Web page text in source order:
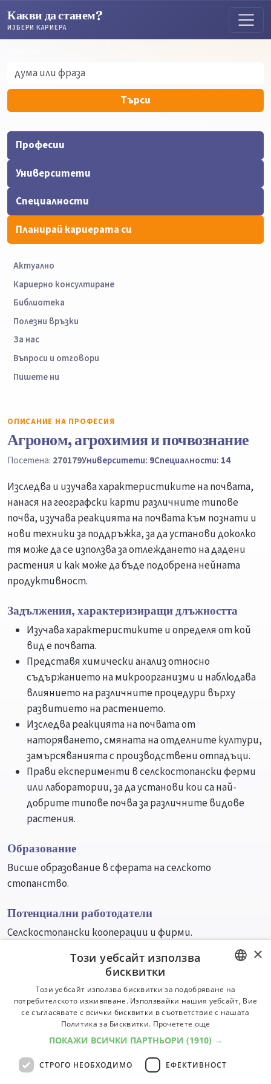
Какви да станем?
ИЗБЕРИ КАРИЕРА
Търси
Професии
Университети
Специалности
Планирай кариерата си
Актуално
Кариерно консултиране
Библиотека
Полезни връзки
За нас
Въпроси и отговори
Пишете ни
ОПИСАНИЕ НА ПРОФЕСИЯ
Агроном, агрохимия и почвознание
Посетена: 270179Университети: 9Специалности: 14
Изследва и изучава характеристиките на почвата,
нанася на географски карти различните типове
почва, изучава реакцията на почвата към познати и
нови техники за поддръжка, за да установи доколко
тя може да се използва за отлеждането на дадени
растения и как може да бъде подобрена нейната
продуктивност.
Задължения, характеризиращи длъжността
Изучава характеристиките и определя от кой
вид е почвата.
Представя химически анализ относно
съдържанието на микроорганизми и наблюдава
влиянието на различните процедури върху
развитието на растението.
Изследва реакцията на почвата от
наторяването, смяната на отделните култури,
замърсяванията с производствени отпадъци.
Прави експерименти в селскостопански ферми
или лаборатории, за да установи кои са най-
добрите типове почва за различните видове
растения.
Образование
Висше образование в сферата на селското
стопанство.
Потенциални работодатели
Селскостопански кооперации и фирми.
Университети Специалности
BULGARIAN
ENGLISH
×
Този уебсайт използва
бисквитки
Този уебсайт използва бисквитки за подобряване на
потребителското изживяване. Използвайки нашия уебсайт, Вие
се съгласявате с всички бисквитки в съответствие с нашата
Политика за Бисквитки. Прочетете още
ПОКАЖИ ВСИЧКИ ПАРТНЬОРИ (1910) →
СТРОГО НЕОБХОДИМО ЕФЕКТИВНОСТ